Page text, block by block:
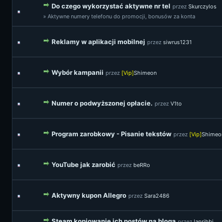
Do czego wykorzystać aktywne nr tel przez Skurczylos
» Aktywne numery telefonu do promocji, bonusów za konta
Reklamy w aplikacji mobilnej przez siwrus1231
Wybór kampanii przez [Vip]Shimeon
Numer o podwyższonej opłacie. przez V1to
Program zarobkowy - Pisanie tekstów przez [Vip]
YouTube jak zarobić przez beRRo
Aktywny kupon Allegro przez Sara2486